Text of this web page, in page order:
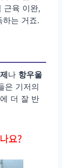
근육 이완,
하는 거죠.
나 항우울
은 기저의
더 잘 반